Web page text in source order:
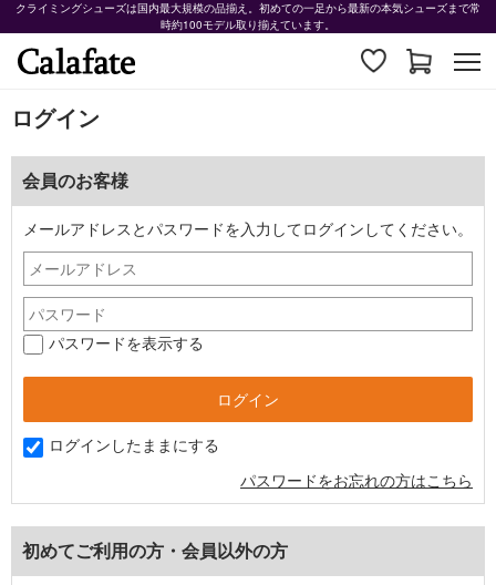
クライミングシューズは国内最大規模の品揃え。初めての一足から最新の本気シューズまで常
時約100モデル取り揃えています。
ログイン
会員のお客様
メールアドレスとパスワードを入力してログインしてください。
パスワードを表示する
ログインしたままにする
パスワードをお忘れの方はこちら
初めてご利用の方・会員以外の方